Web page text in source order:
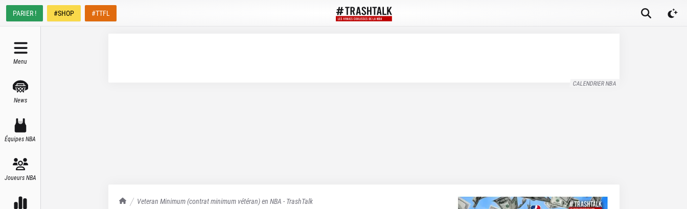
PARIER ! #SHOP #TTFL
Menu
News
Équipes NBA
Joueurs NBA
CALENDRIER NBA
TrashTalk Actu NBA
Veteran Minimum (contrat minimum vétéran) en NBA - TrashTalk